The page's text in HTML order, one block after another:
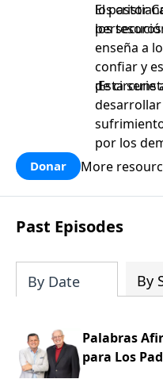
los
El pastor
los
enseña a
confiar y
de
¡Esta
por los
Donar More
Past Episodes
By Date By
Palabras
para Los